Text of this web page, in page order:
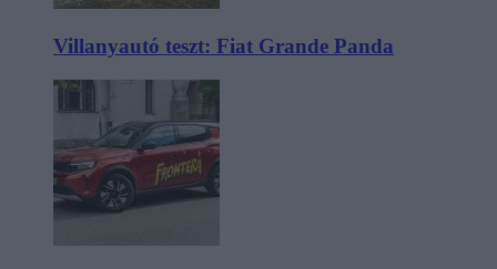
Villanyautó teszt: Fiat Grande Panda